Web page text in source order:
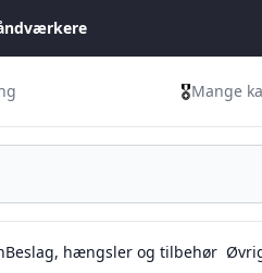
🎖️Mange
Beslag, hængsler og tilbehør